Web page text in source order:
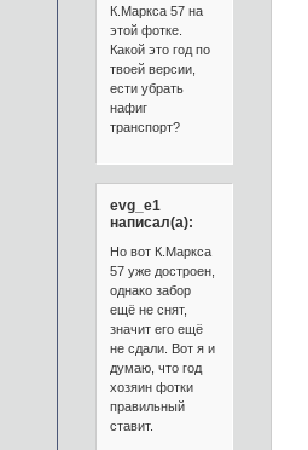
К.Маркса 57 на
этой фотке.
Какой это год по
твоей версии,
ести убрать
нафиг
транспорт?
evg_e1
написал(а):
Но вот К.Маркса
57 уже достроен,
однако забор
ещё не снят,
значит его ещё
не сдали. Вот я и
думаю, что год
хозяин фотки
правильный
ставит.